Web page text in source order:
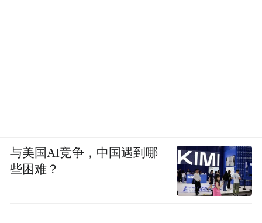
与美国AI竞争，中国遇到哪
些困难？